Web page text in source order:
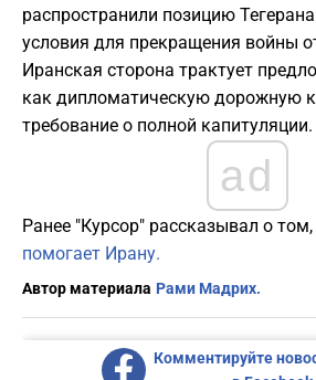
распространили позицию
условия для прекращения войны
Иранская сторона трактует
как дипломатическую дорожную
требование о полной капитуляции.
ad
Ранее "Курсор" рассказывал о
помогает Ирану.
Автор материала Рами Мадрих.
Комментируйте